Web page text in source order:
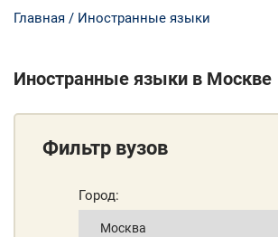
Главная Иностранные языки
Иностранные языки в Москве
Фильтр вузов
Город: